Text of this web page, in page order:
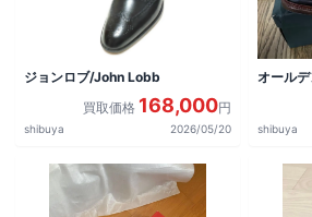
ジョンロブ/John Lobb
買取価格 168,000円
shibuya 2026/05/20
オール
shibuya